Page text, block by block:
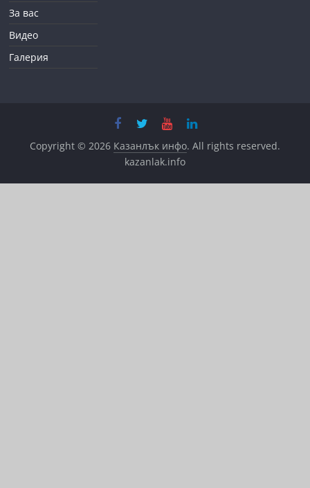
За вас
Видео
Галерия
Copyright © 2026 Казанлък инфо. All rights reserved.
kazanlak.info